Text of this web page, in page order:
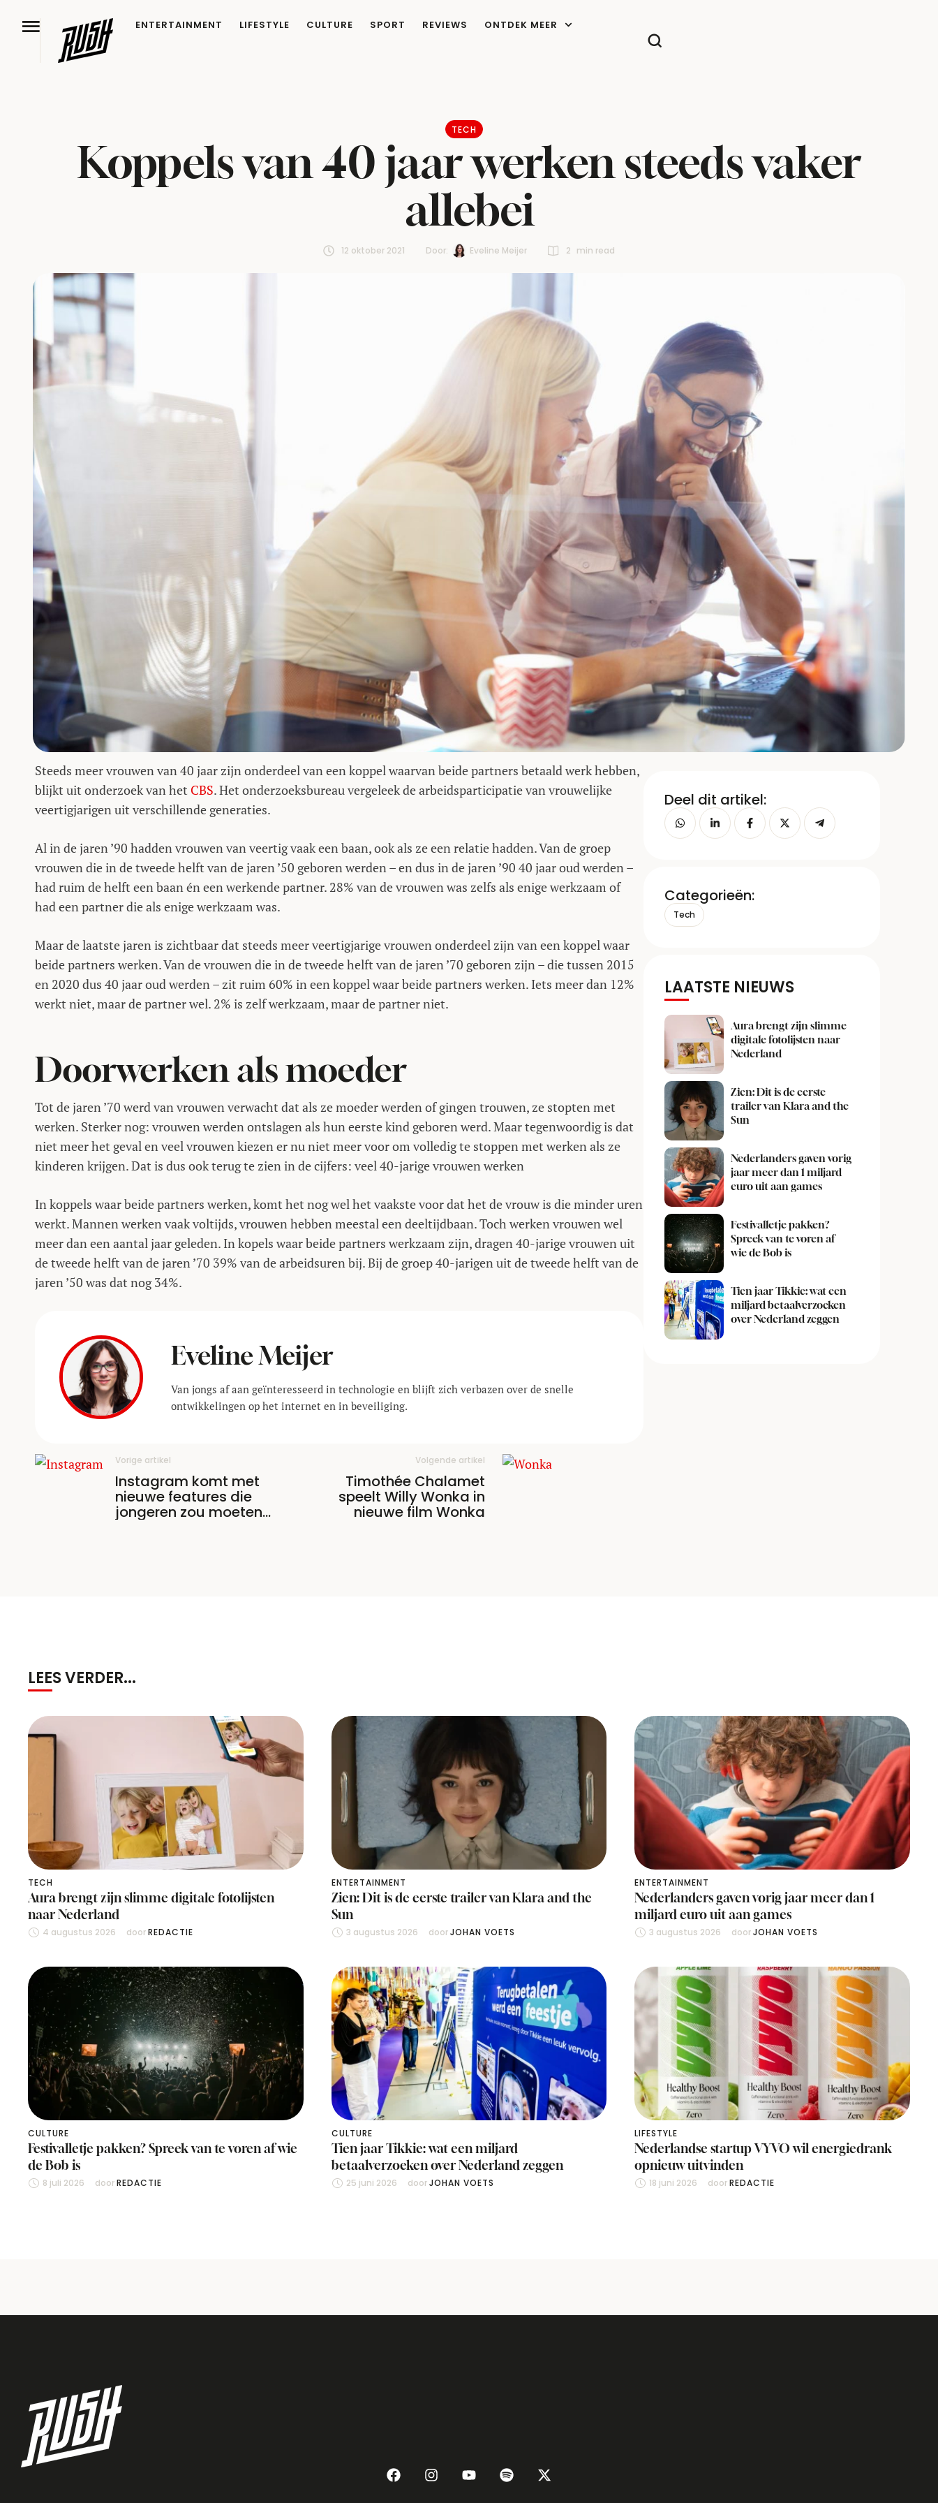
ENTERTAINMENT LIFESTYLE CULTURE SPORT REVIEWS ONTDEK MEER
TECH
Koppels van 40 jaar werken steeds vaker
allebei
12 oktober 2021 Door: Eveline Meijer 2 min read
Steeds meer vrouwen van 40 jaar zijn onderdeel van een koppel waarvan beide partners betaald werk hebben,
blijkt uit onderzoek van het CBS. Het onderzoeksbureau vergeleek de arbeidsparticipatie van vrouwelijke
veertigjarigen uit verschillende generaties.
Al in de jaren ’90 hadden vrouwen van veertig vaak een baan, ook als ze een relatie hadden. Van de groep
vrouwen die in de tweede helft van de jaren ’50 geboren werden – en dus in de jaren ’90 40 jaar oud werden –
had ruim de helft een baan én een werkende partner. 28% van de vrouwen was zelfs als enige werkzaam of
had een partner die als enige werkzaam was.
Maar de laatste jaren is zichtbaar dat steeds meer veertigjarige vrouwen onderdeel zijn van een koppel waar
beide partners werken. Van de vrouwen die in de tweede helft van de jaren ’70 geboren zijn – die tussen 2015
en 2020 dus 40 jaar oud werden – zit ruim 60% in een koppel waar beide partners werken. Iets meer dan 12%
werkt niet, maar de partner wel. 2% is zelf werkzaam, maar de partner niet.
Doorwerken als moeder
Tot de jaren ’70 werd van vrouwen verwacht dat als ze moeder werden of gingen trouwen, ze stopten met
werken. Sterker nog: vrouwen werden ontslagen als hun eerste kind geboren werd. Maar tegenwoordig is dat
niet meer het geval en veel vrouwen kiezen er nu niet meer voor om volledig te stoppen met werken als ze
kinderen krijgen. Dat is dus ook terug te zien in de cijfers: veel 40-jarige vrouwen werken
In koppels waar beide partners werken, komt het nog wel het vaakste voor dat het de vrouw is die minder uren
werkt. Mannen werken vaak voltijds, vrouwen hebben meestal een deeltijdbaan. Toch werken vrouwen wel
meer dan een aantal jaar geleden. In kopels waar beide partners werkzaam zijn, dragen 40-jarige vrouwen uit
de tweede helft van de jaren ’70 39% van de arbeidsuren bij. Bij de groep 40-jarigen uit de tweede helft van de
jaren ’50 was dat nog 34%.
Eveline Meijer
Van jongs af aan geïnteresseerd in technologie en blijft zich verbazen over de snelle
ontwikkelingen op het internet en in beveiliging.
Vorige artikel
Instagram komt met
nieuwe features die
jongeren zou moeten
Volgende artikel
Timothée Chalamet
speelt Willy Wonka in
nieuwe film Wonka
Deel dit artikel:
Categorieën:
Tech
LAATSTE NIEUWS
Aura brengt zijn slimme
digitale fotolijsten naar
Nederland
Zien: Dit is de eerste
trailer van Klara and the
Sun
Nederlanders gaven vorig
jaar meer dan 1 miljard
euro uit aan games
Festivalletje pakken?
Spreek van te voren af
wie de Bob is
Tien jaar Tikkie: wat een
miljard betaalverzoeken
over Nederland zeggen
LEES VERDER...
TECH
Aura brengt zijn slimme digitale fotolijsten
naar Nederland
4 augustus 2026 door REDACTIE
ENTERTAINMENT
Zien: Dit is de eerste trailer van Klara and the
Sun
3 augustus 2026 door JOHAN VOETS
ENTERTAINMENT
Nederlanders gaven vorig jaar meer dan 1
miljard euro uit aan games
3 augustus 2026 door JOHAN VOETS
CULTURE
Festivalletje pakken? Spreek van te voren af wie
de Bob is
8 juli 2026 door REDACTIE
CULTURE
Tien jaar Tikkie: wat een miljard
betaalverzoeken over Nederland zeggen
25 juni 2026 door JOHAN VOETS
LIFESTYLE
Nederlandse startup VYVO wil energiedrank
opnieuw uitvinden
18 juni 2026 door REDACTIE